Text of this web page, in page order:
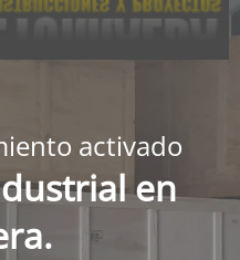
activado
en